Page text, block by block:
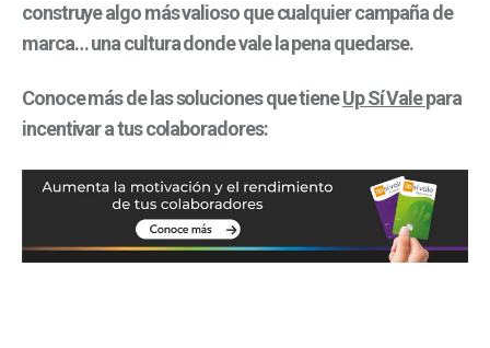
construye algo más valioso que cualquier campaña de
marca… una cultura donde vale la pena quedarse.
Conoce más de las soluciones que tieneUp Sí Valepara
incentivar a tus colaboradores: